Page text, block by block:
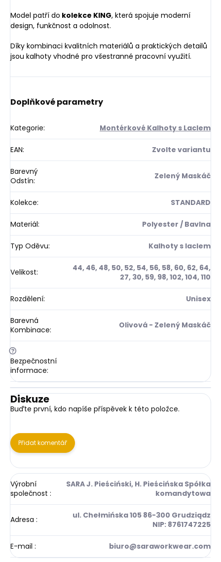
Model patří do kolekce KING, která spojuje moderní
design, funkčnost a odolnost.
Díky kombinaci kvalitních materiálů a praktických detailů
jsou kalhoty vhodné pro všestranné pracovní využití.
Doplňkové parametry
Kategorie: Montérkové Kalhoty s Laclem
EAN: Zvolte variantu
Barevný
Odstín: Zelený Maskáč
Kolekce: STANDARD
Materiál: Polyester / Bavlna
Typ Oděvu: Kalhoty s laclem
Velikost:
44, 46, 48, 50, 52, 54, 56, 58, 60, 62, 64,
27, 30, 59, 98, 102, 104, 110
Rozdělení: Unisex
Barevná
Kombinace: Olivová - Zelený Maskáč
?
Bezpečnostní
informace:
Diskuze
Buďte první, kdo napíše příspěvek k této položce.
Přidat komentář
Výrobní
společnost :
SARA J. Pieściński, H. Pieścińska Spółka
komandytowa
Adresa :
ul. Chełmińska 105 86-300 Grudziądz
NIP: 8761747225
E-mail : biuro@saraworkwear.com